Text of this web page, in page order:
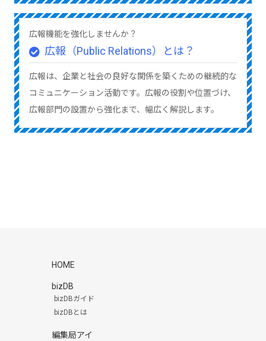
広報機能を強化しませんか？
広報（Public Relations）とは？
広報は、企業と社会の良好な関係を築くための継続的な
コミュニケーション活動です。広報の役割や位置づけ、
広報部門の設置から強化まで、幅広く解説します。
HOME
bizDB
bizDBガイド
bizDBとは
編集局アイ